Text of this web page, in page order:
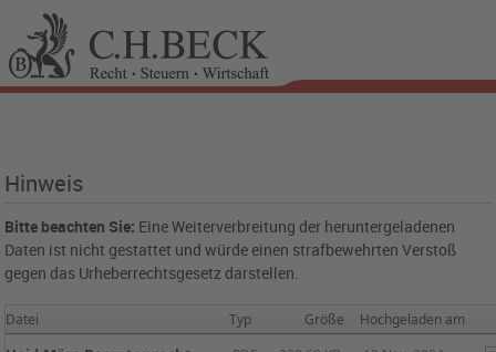
Hinweis
Bitte beachten Sie: Eine Weiterverbreitung der heruntergeladenen
Daten ist nicht gestattet und würde einen strafbewehrten Verstoß
gegen das Urheberrechtsgesetz darstellen.
Datei Typ Größe Hochgeladen am